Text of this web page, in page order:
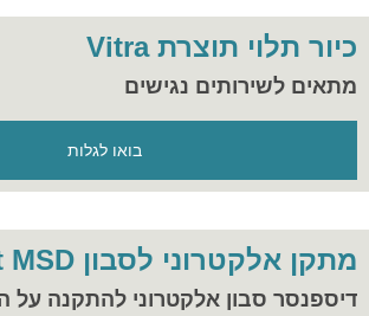
כיור תלוי תוצרת Vitra
מתאים לשירותים נגישים
בואו לגלות
מתקן אלקטרוני לסבון Smart MSD
דיספנסר סבון אלקטרוני להתקנה